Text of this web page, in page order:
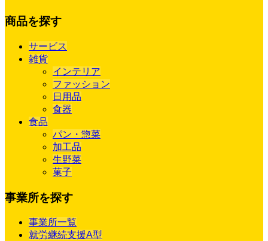
商品を探す
サービス
雑貨
インテリア
ファッション
日用品
食器
食品
パン・惣菜
加工品
生野菜
菓子
事業所を探す
事業所一覧
就労継続支援A型